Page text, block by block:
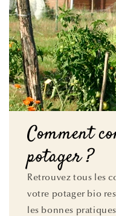
Comment
potager ?
Retrouvez tous les
votre potager bio
les bonnes